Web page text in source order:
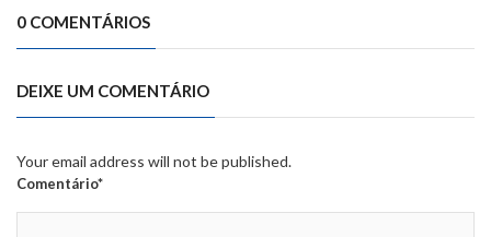
0 COMENTÁRIOS
DEIXE UM COMENTÁRIO
Your email address will not be published.
Comentário*